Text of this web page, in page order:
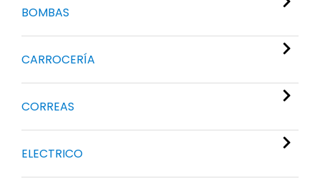
BOMBAS
CARROCERÍA
CORREAS
ELECTRICO